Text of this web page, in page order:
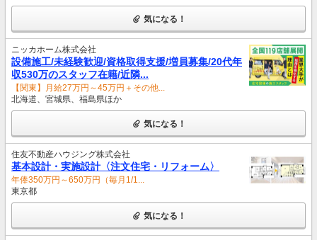
気になる！
ニッカホーム株式会社
設備施工/未経験歓迎/資格取得支援/増員募集/20代年
収530万のスタッフ在籍/近隣...
【関東】月給27万円～45万円＋その他...
北海道、宮城県、福島県ほか
気になる！
住友不動産ハウジング株式会社
基本設計・実施設計〈注文住宅・リフォーム〉
年俸350万円～650万円（毎月1/1...
東京都
気になる！